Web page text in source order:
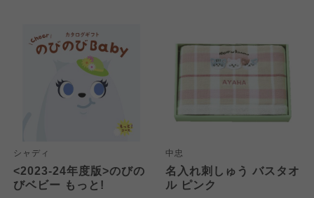
シャディ
<2023-24年度版>のびの
びベビー もっと!
中忠
名入れ刺しゅう バスタオ
ル ピンク